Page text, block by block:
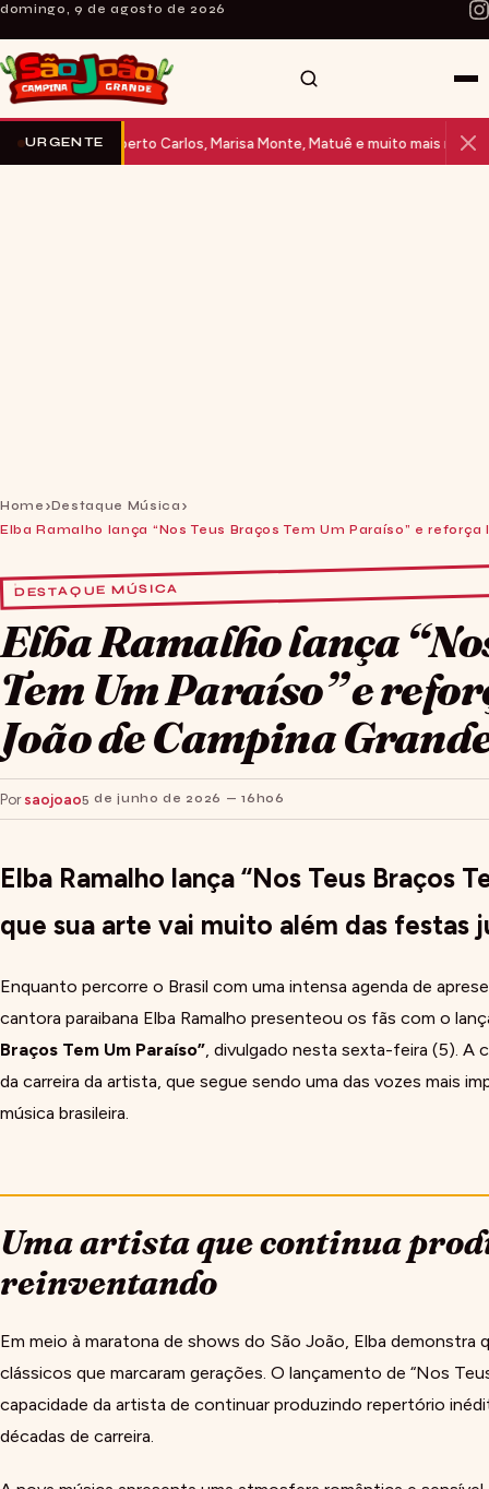
domingo, 9 de agosto de 2026
INÍCIO
URGENTE
Roberto Carlos, Marisa Monte, Matuê e muito mais no Parque do
Home
Destaque Música
Elba Ramalho lança “Nos Teus Braços Tem Um Paraíso” e
DESTAQUE MÚSICA
Elba Ramalho lança
Tem Um Paraíso” e
João de Campina
Porsaojoao5 de junho de 2026 — 16h06
Elba Ramalho lança “Nos Teus Braços
que sua arte vai muito além das festas
Enquanto percorre o Brasil com uma intensa agenda de
cantora paraibana Elba Ramalho presenteou os fãs com o
Braços Tem Um Paraíso”, divulgado nesta sexta-feira (5). A
da carreira da artista, que segue sendo uma das vozes mais
música brasileira.
Uma artista que continua
reinventando
Em meio à maratona de shows do São João, Elba demonstra
clássicos que marcaram gerações. O lançamento de “Nos
capacidade da artista de continuar produzindo repertório
décadas de carreira.